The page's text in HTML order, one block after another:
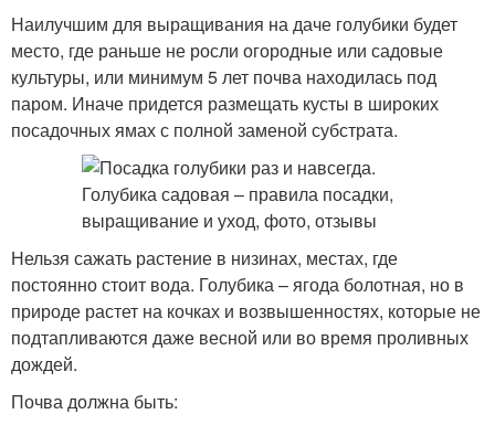
Наилучшим для выращивания на даче голубики будет
место, где раньше не росли огородные или садовые
культуры, или минимум 5 лет почва находилась под
паром. Иначе придется размещать кусты в широких
посадочных ямах с полной заменой субстрата.
Нельзя сажать растение в низинах, местах, где
постоянно стоит вода. Голубика – ягода болотная, но в
природе растет на кочках и возвышенностях, которые не
подтапливаются даже весной или во время проливных
дождей.
Почва должна быть: